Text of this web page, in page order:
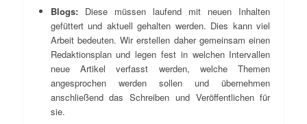
Blogs: Diese müssen laufend mit neuen Inhalten
gefüttert und aktuell gehalten werden. Dies kann viel
Arbeit bedeuten. Wir erstellen daher gemeinsam einen
Redaktionsplan und legen fest in welchen Intervallen
neue Artikel verfasst werden, welche Themen
angesprochen werden sollen und übernehmen
anschließend das Schreiben und Veröffentlichen für
sie.